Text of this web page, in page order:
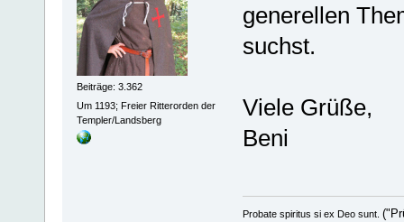
Beiträge: 3.362
Um 1193; Freier Ritterorden der
Templer/Landsberg
generellen
suchst.
Viele Grüße,
Beni
Probate spiritus si ex Deo sunt.